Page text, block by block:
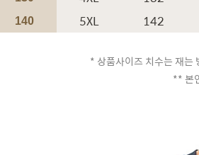
140 5XL 142
* 상품사이즈 치수는 재는
** 본